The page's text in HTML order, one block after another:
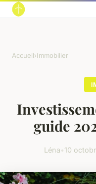
Accueil›Immobilier
guide
Léna•10